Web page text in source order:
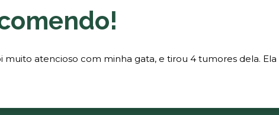
muito atencioso com minha gata, e tirou 4 tumores dela.